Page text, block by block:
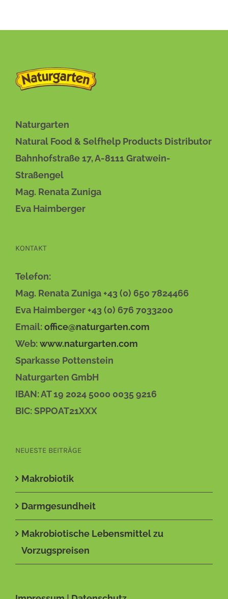
BESCHREIBUNG
DIE
OPTIONEN
KÖNNEN
Naturgarten
Natural Food & Selfhelp Products Distributor
Bahnhofstraße 17, A-8111 Gratwein-
Straßengel
Mag. Renata Zuniga
Eva Haimberger
KONTAKT
Telefon:
Mag. Renata Zuniga +43 (0) 650 7824466
Eva Haimberger +43 (0) 676 7033200
Email:office@naturgarten.com
Web:www.naturgarten.com
Sparkasse Pottenstein
Naturgarten GmbH
IBAN: AT 19 2024 5000 0035 9216
BIC: SPPOAT21XXX
NEUESTE BEITRÄGE
Makrobiotik
Darmgesundheit
Makrobiotische Lebensmittel zu
Vorzugspreisen